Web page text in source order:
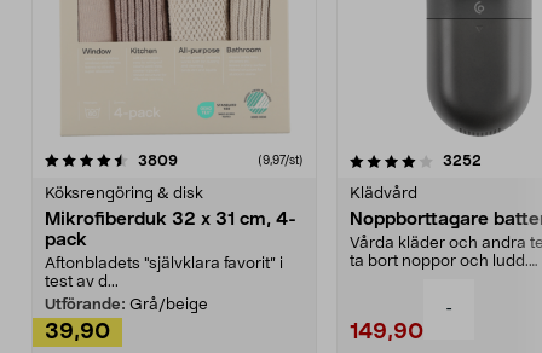
-
3809recensioner (9,97/st)
Köksrengöring & disk
Mikrofiberduk 32 x 31 cm, 4-
pack
Aftonbladets "självklara favorit” i
test av d...
Utförande: Grå/beige
39,90
4.0av 5 stjärnor 3252
Klädvård
Noppborttagare
Vårda kläder och andra
ta bort noppor och ludd.
149,90
4.5av 5 stjärnor